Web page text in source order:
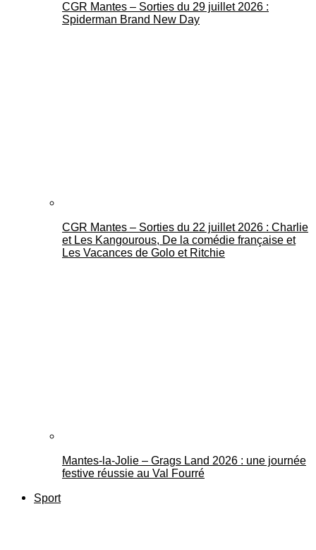
CGR Mantes – Sorties du 29 juillet 2026 :
Spiderman Brand New Day
CGR Mantes – Sorties du 22 juillet 2026 : Charlie
et Les Kangourous, De la comédie française et
Les Vacances de Golo et Ritchie
Mantes-la-Jolie – Grags Land 2026 : une journée
festive réussie au Val Fourré
Sport